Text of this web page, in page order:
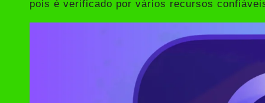
pois é verificado por vários recursos